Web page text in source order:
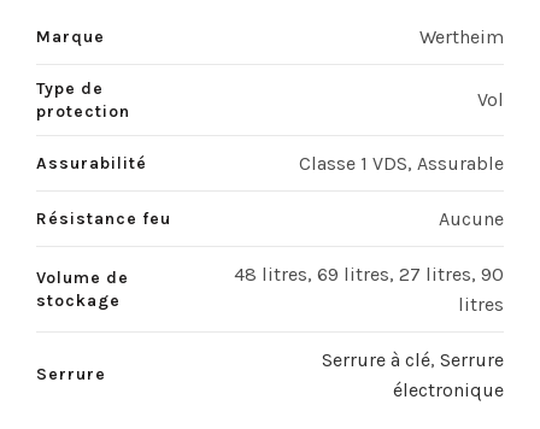
Marque Wertheim
Type de
protection
Vol
Assurabilité Classe 1 VDS, Assurable
Résistance feu Aucune
Volume de
stockage
48 litres, 69 litres, 27 litres, 90
litres
Serrure
Serrure à clé, Serrure
électronique